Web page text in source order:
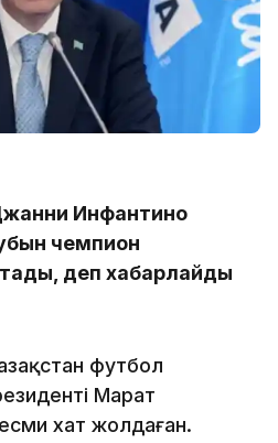
Инфантино
чемпион
деп хабарлайды
футбол
Марат
хат жолдаған.